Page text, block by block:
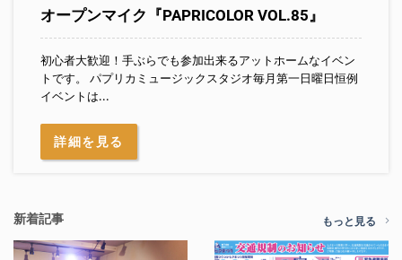
オープンマイク『PAPRICOLOR VOL.85』
初心者大歓迎！手ぶらでも参加出来るアットホームなイベン
トです。 パプリカミュージックスタジオ毎月第一日曜日恒例
イベントは...
詳細を見る
新着記事 もっと見る